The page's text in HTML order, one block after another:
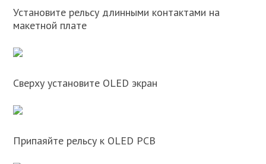
Установите рельсу длинными контактами на
макетной плате
Сверху установите OLED экран
Припаяйте рельсу к OLED PCB